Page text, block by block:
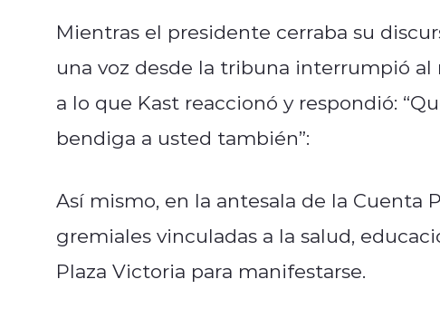
Mientras el presidente cerraba su
una voz desde la tribuna interrumpió al
a lo que Kast reaccionó y respondió:
bendiga a usted también”:
Así mismo, en la antesala de la Cuenta
gremiales vinculadas a la salud,
Plaza Victoria para manifestarse.